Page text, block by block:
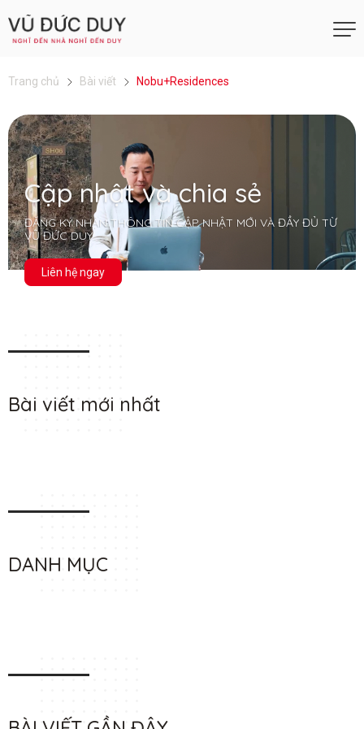
Trang chủ Bài viết Nobu+Residences
Cập nhật và chia sẻ
ĐĂNG KÝ NHẬN THÔNG TIN CẬP NHẬT MỚI VÀ ĐẦY ĐỦ TỪ
VŨ ĐỨC DUY
Liên hệ ngay
Bài viết mới nhất
DANH MỤC